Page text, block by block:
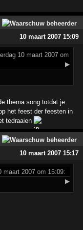
10 maart 2007 15:09
10 maart 2007 om
▶
thema song totdat je
het feest der feesten in
tedraaien
10 maart 2007 15:17
maart 2007 om 15:09:
▶